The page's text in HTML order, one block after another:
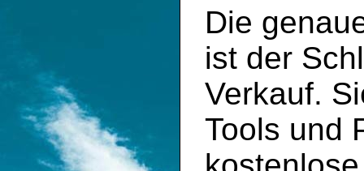
Die
ist der
Verkauf.
Tools und